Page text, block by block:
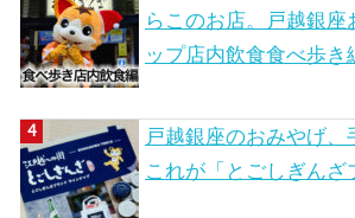
らこのお店。戸越銀座
ップ店内飲食食べ歩き
戸越銀座のおみやげ、
これが「とごしぎんざ